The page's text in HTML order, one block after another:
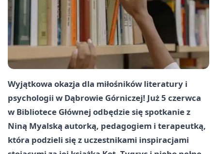
Wyjątkowa okazja dla miłośników literatury i
psychologii w Dąbrowie Górniczej! Już 5 czerwca
w Bibliotece Głównej odbędzie się spotkanie z
Niną Myalską autorką, pedagogiem i terapeutką,
która podzieli się z uczestnikami inspiracjami